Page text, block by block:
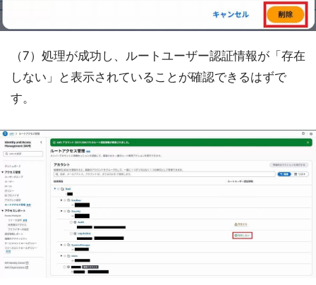
（7）処理が成功し、ルートユーザー認証情報が「存在
しない」と表示されていることが確認できるはずで
す。